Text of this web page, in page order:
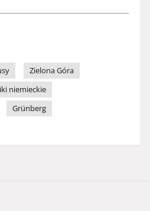
Zielona Góra
niemieckie
Grünberg